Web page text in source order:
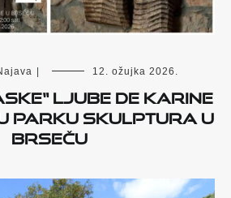
| 12. ožujka 2026.
Ljube de Karine
Parku skulptura u
Brseču